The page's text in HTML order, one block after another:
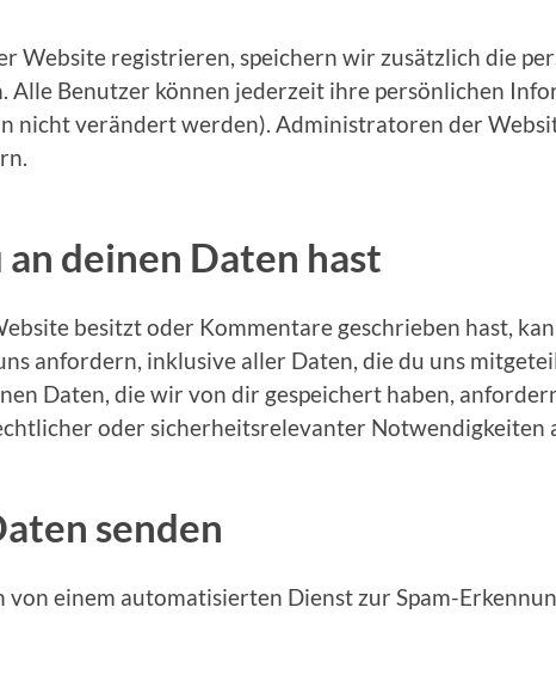
Website registrieren, speichern wir zusätzlich die
Alle Benutzer können jederzeit ihre persönlichen
nicht verändert werden). Administratoren der
deinen Daten hast
besitzt oder Kommentare geschrieben hast,
anfordern, inklusive aller Daten, die du uns
Daten, die wir von dir gespeichert haben,
oder sicherheitsrelevanter Notwendigkeiten
senden
einem automatisierten Dienst zur Spam-